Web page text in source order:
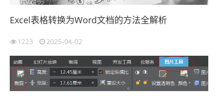
Excel表格转换为Word文档的方法全解析
1223 2025-04-02